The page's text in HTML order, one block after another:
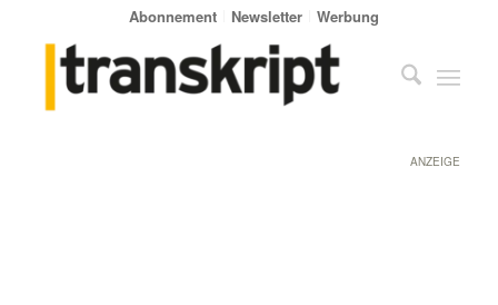
Abonnement Newsletter Werbung
ANZEIGE